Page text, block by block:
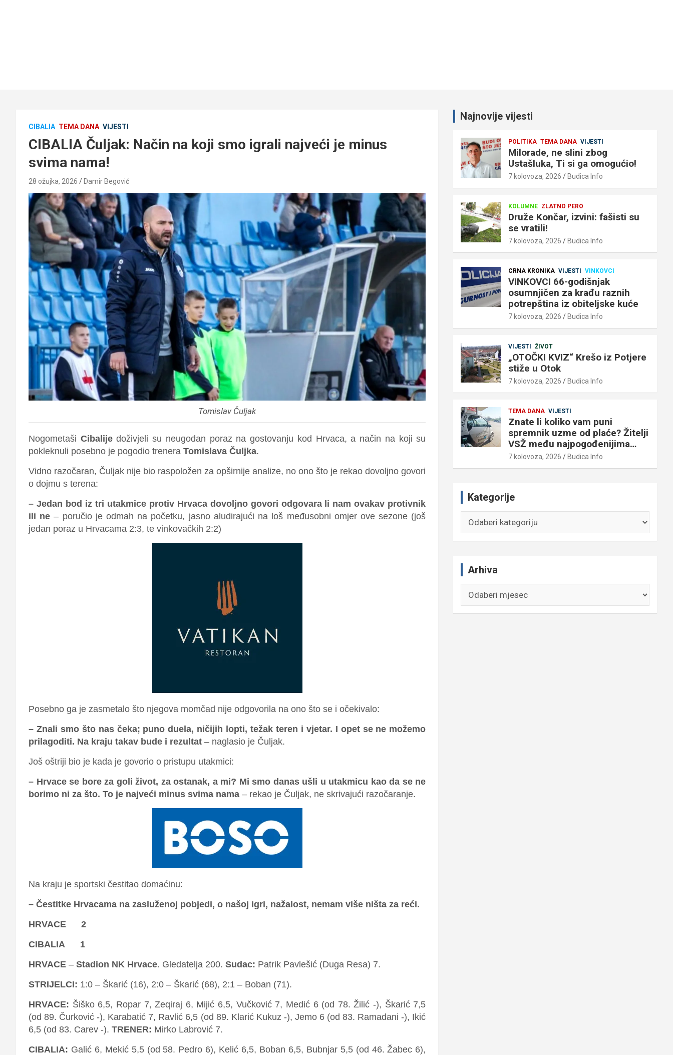
CIBALIA TEMA DANA VIJESTI
CIBALIA Čuljak: Način na koji smo igrali najveći je minus
svima nama!
28 ožujka, 2026 Damir Begović
Tomislav Čuljak
Nogometaši Cibalijedoživjeli su neugodan poraz na gostovanju kod Hrvaca, a način na koji su
pokleknuli posebno je pogodio trenera Tomislava Čuljka.
Vidno razočaran, Čuljak nije bio raspoložen za opširnije analize, no ono što je rekao dovoljno govori
o dojmu s terena:
– Jedan bod iz tri utakmice protiv Hrvaca dovoljno govori odgovara li nam ovakav protivnik
ili ne – poručio je odmah na početku, jasno aludirajući na loš međusobni omjer ove sezone (još
jedan poraz u Hrvacama 2:3, te vinkovačkih 2:2)
Posebno ga je zasmetalo što njegova momčad nije odgovorila na ono što se i očekivalo:
– Znali smo što nas čeka; puno duela, ničijih lopti, težak teren i vjetar. I opet se ne možemo
prilagoditi. Na kraju takav bude i rezultat – naglasio je Čuljak.
Još oštriji bio je kada je govorio o pristupu utakmici:
– Hrvace se bore za goli život, za ostanak, a mi? Mi smo danas ušli u utakmicu kao da se ne
borimo ni za što. To je najveći minus svima nama – rekao je Čuljak, ne skrivajući razočaranje.
Na kraju je sportski čestitao domaćinu:
– Čestitke Hrvacama na zasluženoj pobjedi, o našoj igri, nažalost, nemam više ništa za reći.
HRVACE 2
CIBALIA 1
HRVACE – Stadion NK Hrvace. Gledatelja 200. Sudac: Patrik Pavlešić (Duga Resa) 7.
STRIJELCI: 1:0 – Škarić (16), 2:0 – Škarić (68), 2:1 – Boban (71).
HRVACE: Šiško 6,5, Ropar 7, Zeqiraj 6, Mijić 6,5, Vučković 7, Medić 6 (od 78. Žilić -), Škarić 7,5
(od 89. Čurković -), Karabatić 7, Ravlić 6,5 (od 89. Klarić Kukuz -), Jemo 6 (od 83. Ramadani -), Ikić
6,5 (od 83. Carev -). TRENER: Mirko Labrović 7.
CIBALIA: Galić 6, Mekić 5,5 (od 58. Pedro 6), Kelić 6,5, Boban 6,5, Bubnjar 5,5 (od 46. Žabec 6),
Najnovije vijesti
POLITIKA TEMA DANA VIJESTI
Milorade, ne slini zbog
Ustašluka, Ti si ga omogućio!
7 kolovoza, 2026 Budica Info
KOLUMNE ZLATNO PERO
Druže Končar, izvini: fašisti su
se vratili!
7 kolovoza, 2026 Budica Info
CRNA KRONIKA VIJESTI VINKOVCI
VINKOVCI 66-godišnjak
osumnjičen za krađu raznih
potrepština iz obiteljske kuće
7 kolovoza, 2026 Budica Info
VIJESTI ŽIVOT
„OTOČKI KVIZ“ Krešo iz Potjere
stiže u Otok
7 kolovoza, 2026 Budica Info
TEMA DANA VIJESTI
Znate li koliko vam puni
spremnik uzme od plaće? Žitelji
VSŽ među najpogođenijima…
7 kolovoza, 2026 Budica Info
Kategorije
Arhiva